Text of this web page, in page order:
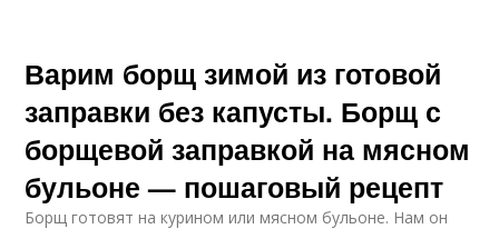
Варим борщ зимой из готовой
заправки без капусты. Борщ с
борщевой заправкой на мясном
бульоне — пошаговый рецепт
Борщ готовят на курином или мясном бульоне. Нам он